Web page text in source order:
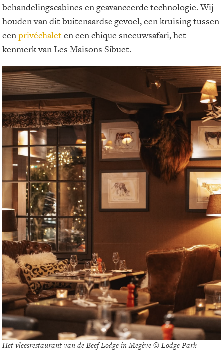
behandelingscabines en geavanceerde technologie. Wij
houden van dit buitenaardse gevoel, een kruising tussen
eenprivéchalet en een chique sneeuwsafari, het
kenmerk van Les Maisons Sibuet.
Het vleesrestaurant van de Beef Lodge in Megève © Lodge Park